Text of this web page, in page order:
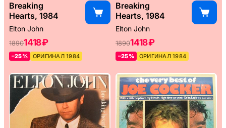
Breaking
Hearts, 1984
Elton John
18901418 ₽
–25% ОРИГИНАЛ 1984
Breaking
Hearts, 1984
Elton John
18901418 ₽
–25% ОРИГИНАЛ 1984